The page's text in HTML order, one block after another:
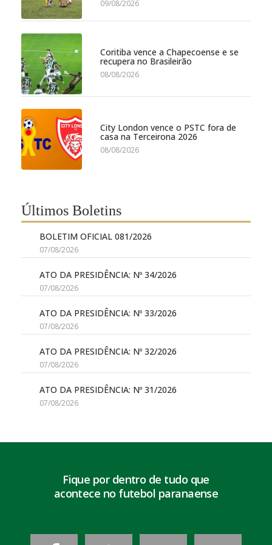
09/08/2026
Coritiba vence a Chapecoense e se
recupera no Brasileirão
08/08/2026
City London vence o PSTC fora de
casa na Terceirona 2026
08/08/2026
Últimos Boletins
BOLETIM OFICIAL 081/2026
07/08/2026
ATO DA PRESIDÊNCIA: Nº 34/2026
07/08/2026
ATO DA PRESIDÊNCIA: Nº 33/2026
07/08/2026
ATO DA PRESIDÊNCIA: Nº 32/2026
07/08/2026
ATO DA PRESIDÊNCIA: Nº 31/2026
07/08/2026
Fique por dentro de tudo que
acontece no futebol paranaense